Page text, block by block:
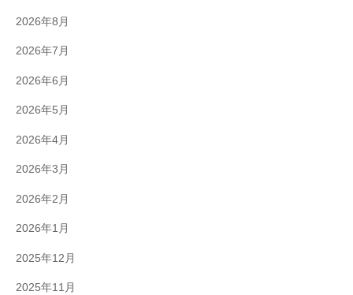
2026年8月
2026年7月
2026年6月
2026年5月
2026年4月
2026年3月
2026年2月
2026年1月
2025年12月
2025年11月